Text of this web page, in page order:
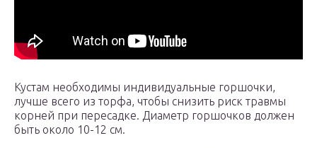
Кустам необходимы индивидуальные горшочки,
лучше всего из торфа, чтобы снизить риск травмы
корней при пересадке. Диаметр горшочков должен
быть около 10-12 см.